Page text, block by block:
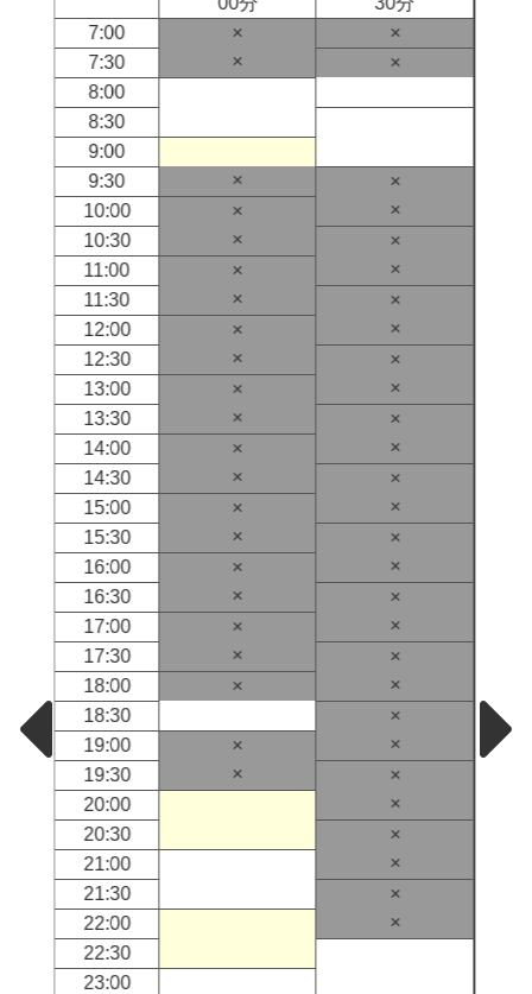
7:00
×
×
7:30
×
×
8:00
8:30
9:00
9:30
×
×
10:00
×
×
10:30
×
×
11:00
×
×
11:30
×
×
12:00
×
×
12:30
×
×
13:00
×
×
13:30
×
×
14:00
×
×
14:30
×
×
15:00
×
×
15:30
×
×
16:00
×
×
16:30
×
×
17:00
×
×
17:30
×
×
18:00
×
×
18:30
×
19:00
×
×
19:30
×
×
20:00
×
20:30
×
21:00
×
21:30
×
22:00
×
22:30
23:00